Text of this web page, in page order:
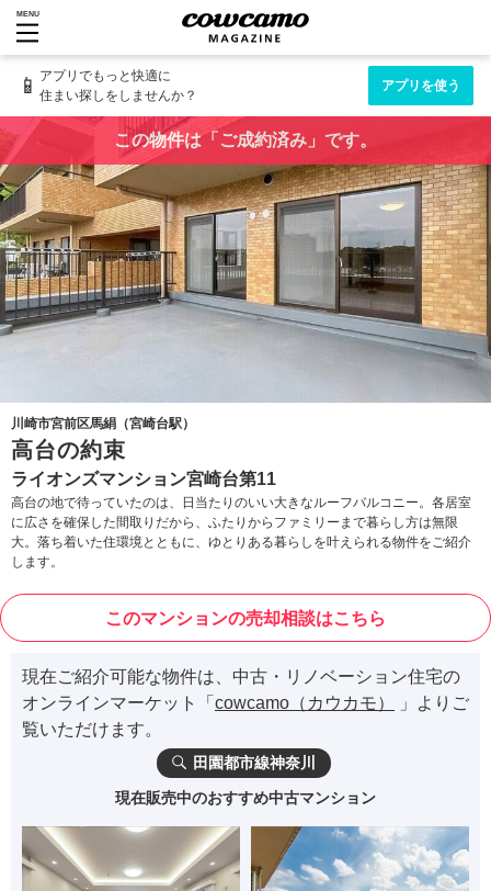
MENU
📱 アプリでもっと快適に
住まい探しをしませんか？
アプリを使う
この物件は「ご成約済み」です。
川崎市宮前区馬絹（宮崎台駅）
高台の約束
ライオンズマンション宮崎台第11
高台の地で待っていたのは、日当たりのいい大きなルーフバルコニー。各居室
に広さを確保した間取りだから、ふたりからファミリーまで暮らし方は無限
大。落ち着いた住環境とともに、ゆとりある暮らしを叶えられる物件をご紹介
します。
このマンションの売却相談はこちら
現在ご紹介可能な物件は、中古・リノベーション住宅の
オンラインマーケット「 cowcamo（カウカモ）
」よりご
覧いただけます。
田園都市線神奈川
現在販売中のおすすめ中古マンション